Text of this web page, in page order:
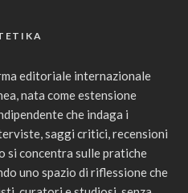
editoriale internazionale
nata come estensione
che indaga i
saggi critici, recensioni
si concentra sulle pratiche
uno spazio di riflessione che